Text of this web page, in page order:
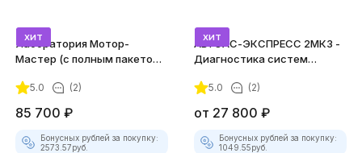
хит
Лаборатория Мотор-
Мастер (с полным пакетом
5.0 (2)
85 700 ₽
Бонусных рублей за покупку:
2573.57руб.
хит
АВТОАС-ЭКСПРЕСС 2МК3 -
Диагностика систем
5.0 (2)
от 27 800 ₽
Бонусных рублей за покупку:
1049.55руб.